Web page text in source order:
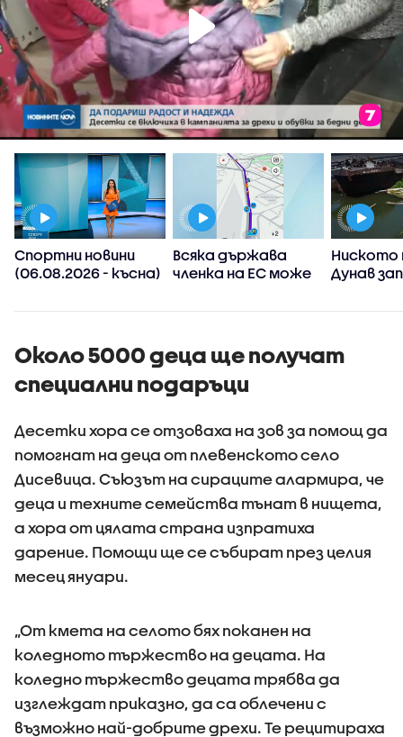
Спортни новини
(06.08.2026 - късна)
Всяка държава
членка на ЕС може
ограничи
информация къде
има проверки на
пътя
Ниското
Дунав
Около 5000 деца ще получат
специални подаръци
Десетки хора се отзоваха на зов за помощ да
помогнат на деца от плевенското село
Дисевица. Съюзът на сираците алармира, че
деца и техните семейства тънат в нищета,
а хора от цялата страна изпратиха
дарение. Помощи ще се събират през целия
месец януари.
„От кмета на селото бях поканен на
коледното тържество на децата. На
коледно тържество децата трябва да
изглеждат приказно, да са облечени с
възможно най-добрите дрехи. Те рецитираха